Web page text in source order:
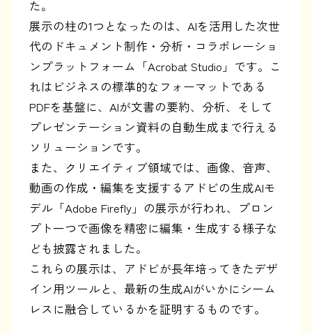
た。
展示の柱の1つとなったのは、AIを活用した次世
代のドキュメント制作・分析・コラボレーショ
ンプラットフォーム「Acrobat Studio」です。こ
れはビジネスの標準的なフォーマットである
PDFを基盤に、AIが文書の要約、分析、そして
プレゼンテーション資料の自動生成まで行える
ソリューションです。
また、クリエイティブ領域では、画像、音声、
動画の作成・編集を支援するアドビの生成AIモ
デル「Adobe Firefly」の展示が行われ、プロン
プト一つで画像を精密に編集・生成する様子な
ども披露されました。
これらの展示は、アドビが長年培ってきたデザ
イン用ツールと、最新の生成AIがいかにシーム
レスに融合しているかを証明するものです。